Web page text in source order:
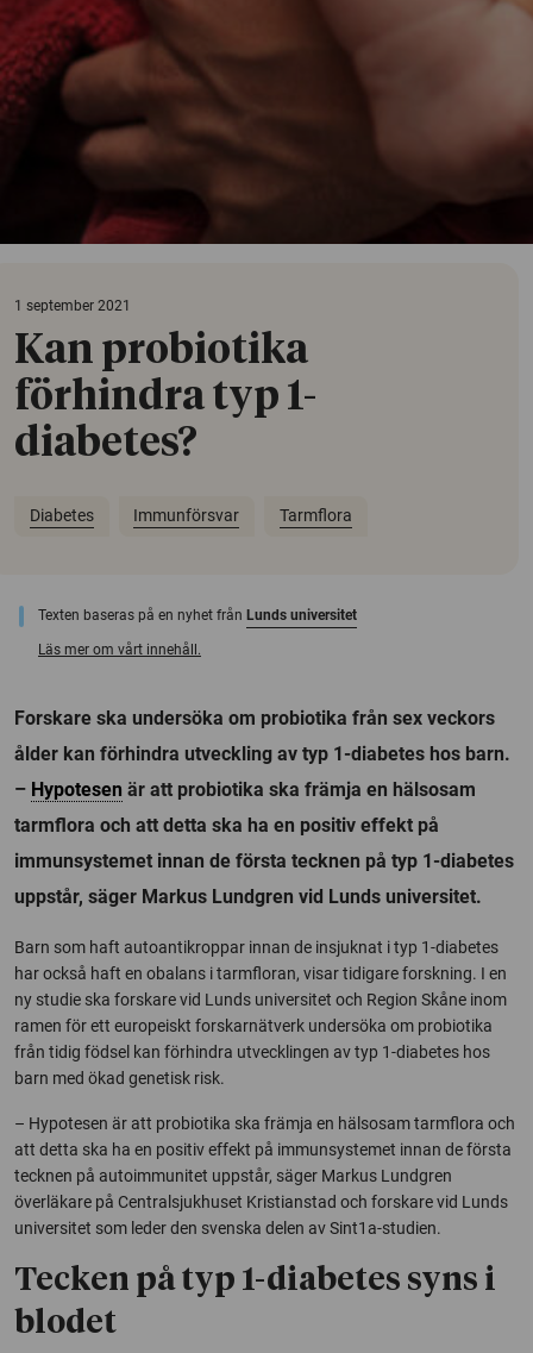
1 september 2021
Kan probiotika
förhindra typ 1-
diabetes?
Diabetes Immunförsvar Tarmflora
Texten baseras på en nyhet från Lunds universitet
Läs mer om vårt innehåll.
Forskare ska undersöka om probiotika från sex veckors
ålder kan förhindra utveckling av typ 1-diabetes hos barn.
– Hypotesen är att probiotika ska främja en hälsosam
tarmflora och att detta ska ha en positiv effekt på
immunsystemet innan de första tecknen på typ 1-diabetes
uppstår, säger Markus Lundgren vid Lunds universitet.
Barn som haft autoantikroppar innan de insjuknat i typ 1-diabetes
har också haft en obalans i tarmfloran, visar tidigare forskning. I en
ny studie ska forskare vid Lunds universitet och Region Skåne inom
ramen för ett europeiskt forskarnätverk undersöka om probiotika
från tidig födsel kan förhindra utvecklingen av typ 1-diabetes hos
barn med ökad genetisk risk.
– Hypotesen är att probiotika ska främja en hälsosam tarmflora och
att detta ska ha en positiv effekt på immunsystemet innan de första
tecknen på autoimmunitet uppstår, säger Markus Lundgren
överläkare på Centralsjukhuset Kristianstad och forskare vid Lunds
universitet som leder den svenska delen av Sint1a-studien.
Tecken på typ 1-diabetes syns i
blodet